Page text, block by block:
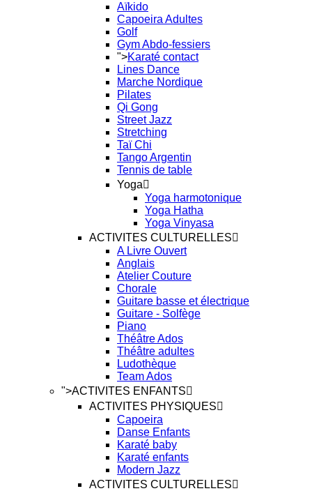
Aïkido
Capoeira Adultes
Golf
Gym Abdo-fessiers
">Karaté contact
Lines Dance
Marche Nordique
Pilates
Qi Gong
Street Jazz
Stretching
Taï Chi
Tango Argentin
Tennis de table
Yoga
Yoga harmotonique
Yoga Hatha
Yoga Vinyasa
ACTIVITES CULTURELLES
A Livre Ouvert
Anglais
Atelier Couture
Chorale
Guitare basse et électrique
Guitare - Solfège
Piano
Théâtre Ados
Théâtre adultes
Ludothèque
Team Ados
">ACTIVITES ENFANTS
ACTIVITES PHYSIQUES
Capoeira
Danse Enfants
Karaté baby
Karaté enfants
Modern Jazz
ACTIVITES CULTURELLES